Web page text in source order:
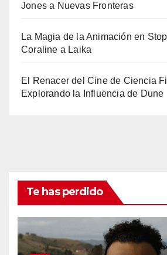
Jones a Nuevas Fronteras
La Magia de la Animación en
Coraline a Laika
El Renacer del Cine de Ciencia
Explorando la Influencia de Dune
Te has perdido